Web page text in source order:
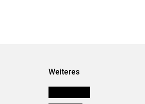
Weiteres